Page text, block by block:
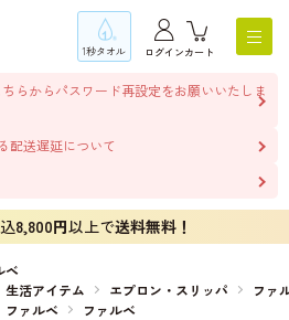
1秒タオル ログインカート
らからパスワード再設定をお願いいたしま
配送遅延について
8,800円以上で送料無料！
ベ
生活アイテム エプロン・スリッパ
ファ
ファルベ ファルベ